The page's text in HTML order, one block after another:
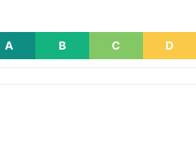
A B C D